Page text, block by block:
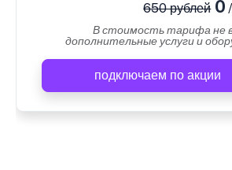
650 рублей0
В стоимость тарифа не
дополнительные услуги и
подключаем по акции